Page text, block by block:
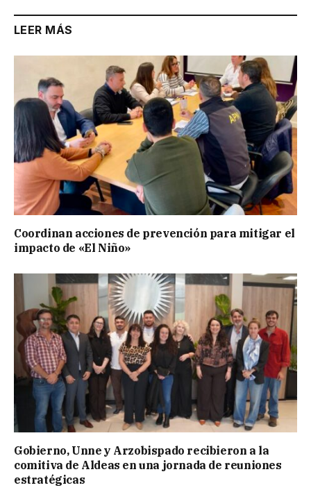
LEER MÁS
Coordinan acciones de prevención para mitigar el
impacto de «El Niño»
Gobierno, Unne y Arzobispado recibieron a la
comitiva de Aldeas en una jornada de reuniones
estratégicas